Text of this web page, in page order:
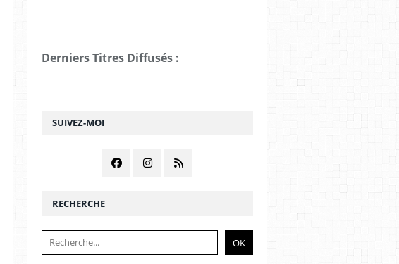
SUIVEZ-MOI
RECHERCHE
Derniers Titres Diffusés :